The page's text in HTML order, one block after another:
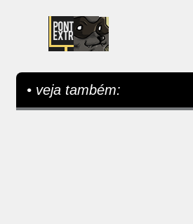
• veja também: